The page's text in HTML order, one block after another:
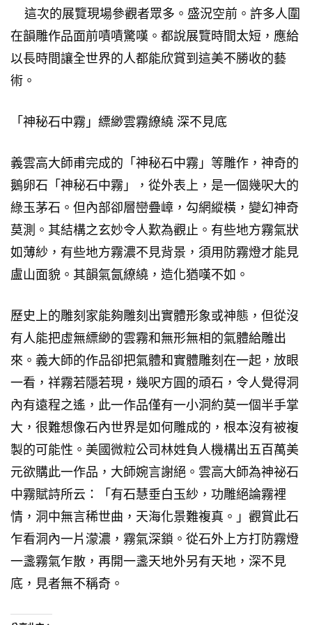
這次的展覽現場參觀者眾多。盛況空前。許多人圍
在韻雕作品面前嘖嘖驚嘆。都說展覽時間太短，應給
以長時間讓全世界的人都能欣賞到這美不勝收的藝
術。
「神秘石中霧」縹緲雲霧繚繞 深不見底
義雲高大師甫完成的「神秘石中霧」等雕作，神奇的
鵝卵石「神秘石中霧」，從外表上，是一個幾呎大的
綠玉茅石。但內部卻層巒疊嶂，勾網縱橫， 變幻神奇
莫測 。其結構之玄妙令人歎為觀止。有些地方霧氣狀
如薄紗，有些地方霧濃不見背景，須用防霧燈才能見
盧山面貌。其韻氣氤繚繞，造化猶嘆不如。
歷史上的雕刻家能夠雕刻出實體形象或神態，但從沒
有人能把虛無縹緲的雲霧和無形無相的氣體給雕出
來。義大師的作品卻把氣體和實體雕刻在一起，放眼
一看，祥霧若隱若現，幾呎方圓的頑石，令人覺得洞
內有遠程之遙，此一作品僅有一小洞約莫一個半手掌
大，很難想像石內世界是如何雕成的，根本沒有被複
製的可能性。美國微粒公司林姓負人機構出五百萬美
元欲購此一作品，大師婉言謝絕。雲高大師為神祕石
中霧賦詩所云：「有石慧垂白玉紗，功雕絕論霧裡
情，洞中無言稀世曲，天海化景難複真。」觀賞此石
乍看洞內一片濛濃，霧氣深鎖。從石外上方打防霧燈
一盞霧氣乍散，再開一盞天地外另有天地，深不見
底，見者無不稱奇。